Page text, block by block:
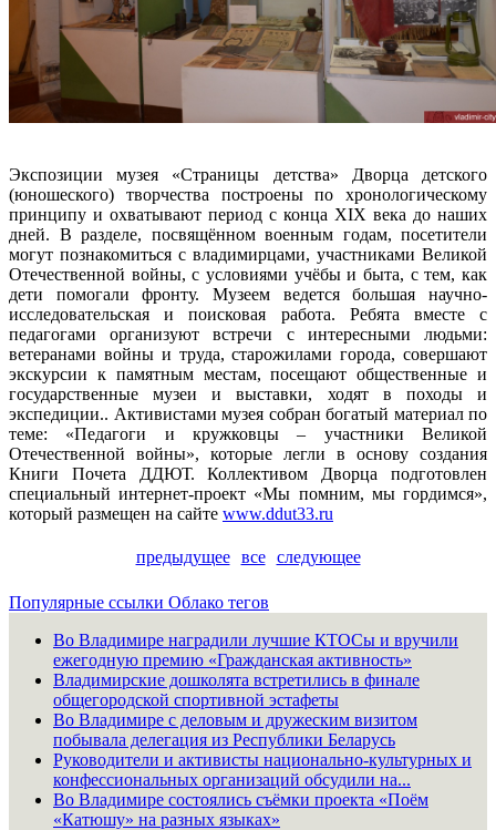
Экспозиции музея «Страницы детства» Дворца детского
(юношеского) творчества построены по хронологическому
принципу и охватывают период с конца XIX века до наших
дней. В разделе, посвящённом военным годам, посетители
могут познакомиться с владимирцами, участниками Великой
Отечественной войны, с условиями учёбы и быта, с тем, как
дети помогали фронту. Музеем ведется большая научно-
исследовательская и поисковая работа. Ребята вместе с
педагогами организуют встречи с интересными людьми:
ветеранами войны и труда, старожилами города, совершают
экскурсии к памятным местам, посещают общественные и
государственные музеи и выставки, ходят в походы и
экспедиции.. Активистами музея собран богатый материал по
теме: «Педагоги и кружковцы – участники Великой
Отечественной войны», которые легли в основу создания
Книги Почета ДДЮТ. Коллективом Дворца подготовлен
специальный интернет-проект «Мы помним, мы гордимся»,
который размещен на сайте www.ddut33.ru
предыдущее все следующее
Популярные ссылки Облако тегов
Во Владимире наградили лучшие КТОСы и вручили
ежегодную премию «Гражданская активность»
Владимирские дошколята встретились в финале
общегородской спортивной эстафеты
Во Владимире с деловым и дружеским визитом
побывала делегация из Республики Беларусь
Руководители и активисты национально-культурных и
конфессиональных организаций обсудили на...
Во Владимире состоялись съёмки проекта «Поём
«Катюшу» на разных языках»